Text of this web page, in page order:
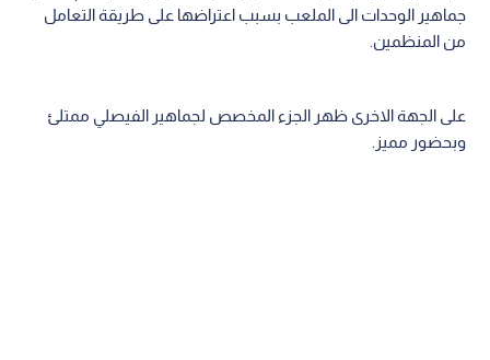
جماهير الوحدات الى الملعب بسبب اعتراضها على طريقة التعامل
من المنظمين.
على الجهة الاخرى ظهر الجزء المخصص لجماهير الفيصلي ممتلئ
وبحضور مميز.